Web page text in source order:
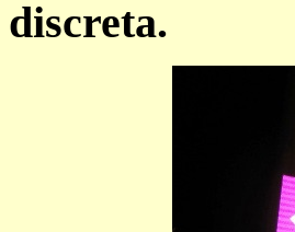
discreta.